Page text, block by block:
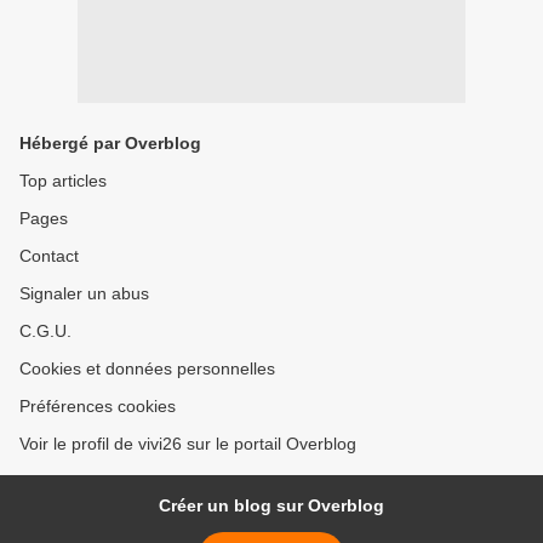
Hébergé par Overblog
Top articles
Pages
Contact
Signaler un abus
C.G.U.
Cookies et données personnelles
Préférences cookies
Voir le profil de vivi26 sur le portail Overblog
Créer un blog sur Overblog